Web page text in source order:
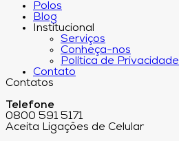
Polos
Blog
Institucional
Serviços
Conheça-nos
Política de Privacidade
Contato
Contatos
Telefone
0800 591 5171
Aceita Ligações de Celular